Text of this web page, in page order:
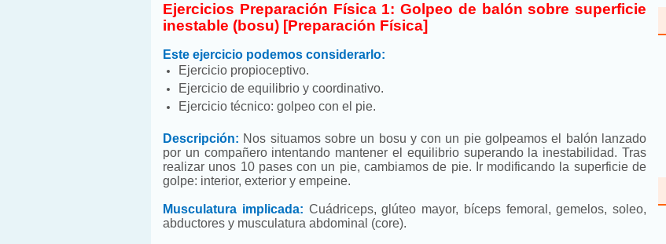
Ejercicios Preparación Física 1: Golpeo de balón sobre superficie
inestable (bosu) [Preparación Física]
Este ejercicio podemos considerarlo:
Ejercicio propioceptivo.
Ejercicio de equilibrio y coordinativo.
Ejercicio técnico: golpeo con el pie.
Descripción: Nos situamos sobre un bosu y con un pie golpeamos el balón lanzado
por un compañero intentando mantener el equilibrio superando la inestabilidad. Tras
realizar unos 10 pases con un pie, cambiamos de pie. Ir modificando la superficie de
golpe: interior, exterior y empeine.
Musculatura implicada: Cuádriceps, glúteo mayor, bíceps femoral, gemelos, soleo,
abductores y musculatura abdominal (core).